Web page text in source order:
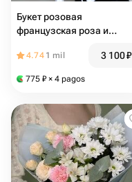
Букет розовая
французская роза и
4.74 1 mil 3 100₽
775 ₽ × 4 pagos